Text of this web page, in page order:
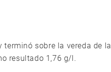
sobre la vereda de la
resultado 1,76 g/l.